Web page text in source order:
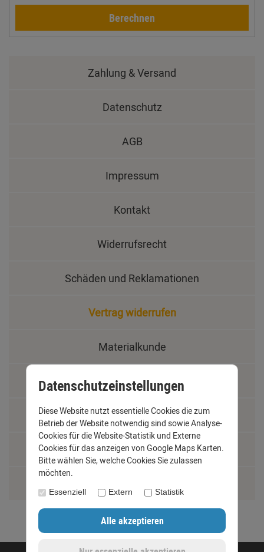
Berechnen
Zahlung & Versand
Datenschutz
AGB
Impressum
Kontakt
Widerrufsrecht
Schäden und Reklamationen
Vertrag widerrufen
Materialkunde
Fachbegriffe
Jobs
Montage und Installationshilfen
Datenschutzeinstellungen
Diese Website nutzt essentielle Cookies die zum
Betrieb der Website notwendig sind sowie Analyse-
Cookies für die Website-Statistik und Externe
Cookies für das anzeigen von Google Maps Karten.
Bitte wählen Sie, welche Cookies Sie zulassen
möchten.
Essenziell Extern Statistik